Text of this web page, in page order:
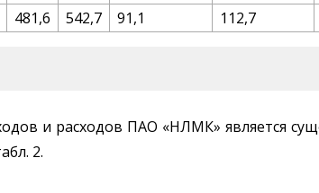
481,6 542,7 91,1 112,7
и расходов ПАО «НЛМК» является
2.